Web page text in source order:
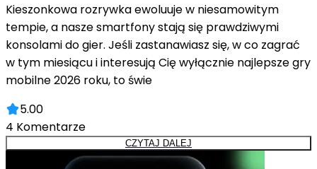
Kieszonkowa rozrywka ewoluuje w niesamowitym
tempie, a nasze smartfony stają się prawdziwymi
konsolami do gier. Jeśli zastanawiasz się, w co zagrać
w tym miesiącu i interesują Cię wyłącznie najlepsze gry
mobilne 2026 roku, to świe
5.00
4 Komentarze
CZYTAJ DALEJ